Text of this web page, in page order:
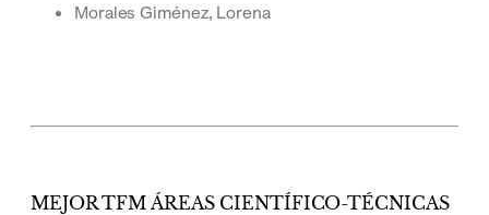
Morales Giménez, Lorena
MEJOR TFM ÁREAS CIENTÍFICO-TÉCNICAS